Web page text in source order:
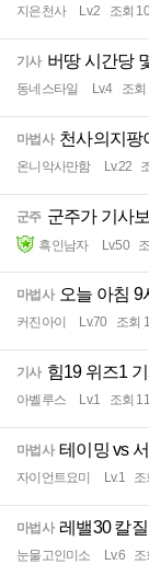
지은천사 Lv.2 조회
기사 버땅 시간당
동네스타일 Lv.4 조회
마법사 천사의지팡
온니악사만함 Lv.22
군주 군주가 기사
흑인남자 Lv.50
마법사 오늘 아침
커진아이 Lv.70 조회
기사 힘19 위즈1
아벨루스 Lv.1 조회
마법사 테이밍 vs
자이언트요미 Lv.1 조
마법사 레밸30 칼
눈물고인미소 Lv.6 조